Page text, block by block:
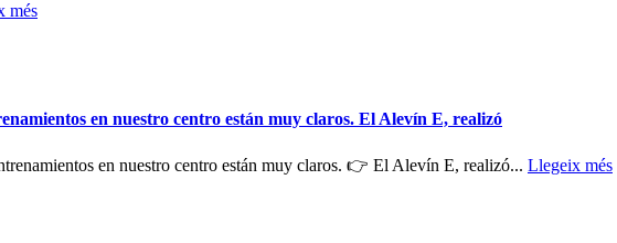
més
en nuestro centro están muy claros. El Alevín E, realizó
en nuestro centro están muy claros. 👉 El Alevín E, realizó... Llegeix més